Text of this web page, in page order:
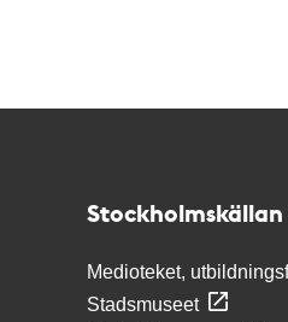
Medioteket,
Stadsmuseet